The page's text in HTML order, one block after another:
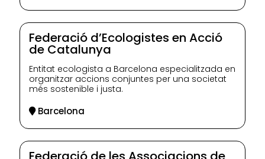
Federació d’Ecologistes en Acció
de Catalunya
Entitat ecologista a Barcelona especialitzada en
organitzar accions conjuntes per una societat
més sostenible i justa.
Barcelona